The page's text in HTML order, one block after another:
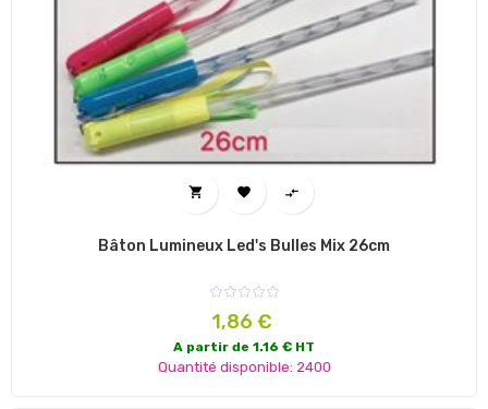
  
Bâton Lumineux Led's Bulles Mix 26cm
Prix
1,86 €
A partir de 1.16 € HT
Quantité disponible: 2400